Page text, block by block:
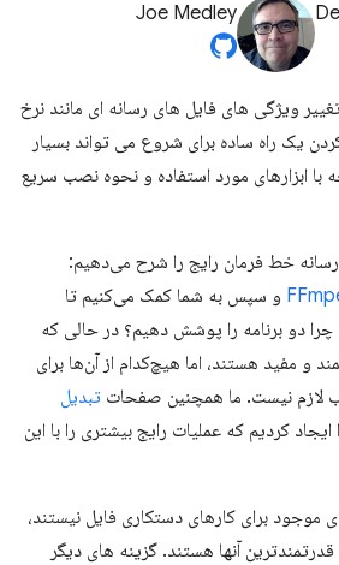
Joe Medley
ویژگی های فایل های رسانه ای مانند نرخ
راه ساده برای شروع می تواند بسیار
مورد استفاده و نحوه نصب سریع
خط فرمان رایج را شرح می‌دهیم:
و سپس به شما کمک می‌کنیم تا
دو برنامه را پوشش دهیم؟ در حالی که
هستند، اما هیچ‌کدام از آن‌ها برای
نیست. ما همچنین صفحاتتبدیل
کردیم که عملیات رایج بیشتری را با این
برای کارهای دستکاری فایل نیستند،
آنها هستند. گزینه های دیگر